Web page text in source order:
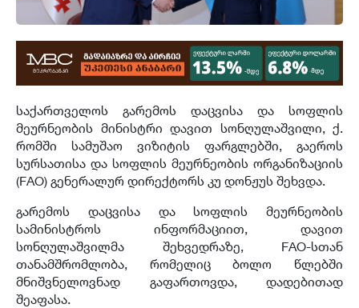
საქართველოს გარემოს დაცვისა და სოფლის
მეურნეობის მინისტრი დავით სონღულაშვილი, ქ.
რომში სამუშაო ვიზიტის ფარგლებში, გაეროს
სურსათისა და სოფლის მეურნეობის ორგანიზაციის
(FAO) გენერალურ დირექტორს კუ დონჟუს შეხვდა.
გარემოს დაცვისა და სოფლის მეურნეობის
სამინისტროს ინფორმაციით, დავით
სონღულაშვილმა შეხვედრაზე, FAO-სთან
თანამშრომლობა, რომელიც ბოლო წლებში
მნიშვნელოვნად გაფართოვდა, დადებითად
შეაფასა.